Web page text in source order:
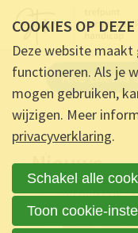
Alle thema's
Nieuws
INFORMATIE -
COOKIES OP
Deze website
functioneren. Als je
mogen gebruiken,
wijzigen. Meer
privacyverklaring.
Schakel alle
Toon cookie-